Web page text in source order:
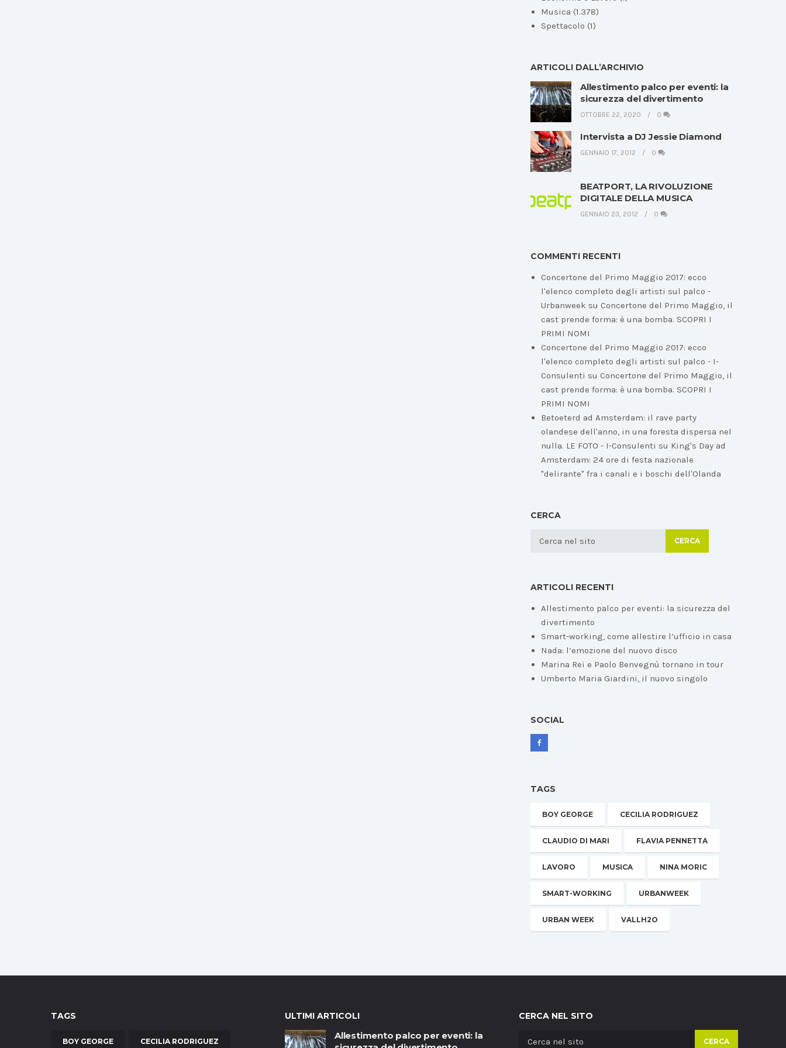
Musica (1.378)
Spettacolo (1)
ARTICOLI DALL’ARCHIVIO
Allestimento palco per eventi: la
sicurezza del divertimento
OTTOBRE 22, 2020 0
Intervista a DJ Jessie Diamond
GENNAIO 17, 2012 0
BEATPORT, LA RIVOLUZIONE
DIGITALE DELLA MUSICA
GENNAIO 23, 2012 0
COMMENTI RECENTI
Concertone del Primo Maggio 2017: ecco
l'elenco completo degli artisti sul palco -
Urbanweek su Concertone del Primo Maggio, il
cast prende forma: è una bomba. SCOPRI I
PRIMI NOMI
Concertone del Primo Maggio 2017: ecco
l'elenco completo degli artisti sul palco - I-
Consulenti su Concertone del Primo Maggio, il
cast prende forma: è una bomba. SCOPRI I
PRIMI NOMI
Betoeterd ad Amsterdam: il rave party
olandese dell'anno, in una foresta dispersa nel
nulla. LE FOTO - I-Consulenti su King's Day ad
Amsterdam: 24 ore di festa nazionale
"delirante" fra i canali e i boschi dell'Olanda
CERCA
CERCA
ARTICOLI RECENTI
Allestimento palco per eventi: la sicurezza del
divertimento
Smart-working, come allestire l’ufficio in casa
Nada: l’emozione del nuovo disco
Marina Rei e Paolo Benvegnù tornano in tour
Umberto Maria Giardini, il nuovo singolo
SOCIAL
TAGS
BOY GEORGE CECILIA RODRIGUEZ
CLAUDIO DI MARI FLAVIA PENNETTA
LAVORO MUSICA NINA MORIC
SMART-WORKING URBANWEEK
URBAN WEEK VALLH2O
TAGS
BOY GEORGE CECILIA RODRIGUEZ
ULTIMI ARTICOLI
Allestimento palco per eventi: la
CERCA NEL SITO
CERCA